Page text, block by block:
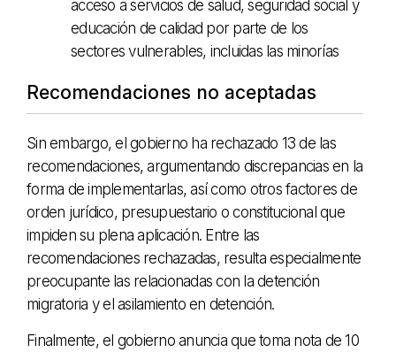
acceso a servicios de salud, seguridad social y
educación de calidad por parte de los
sectores vulnerables, incluidas las minorías
Recomendaciones no aceptadas
Sin embargo, el gobierno ha rechazado 13 de las
recomendaciones, argumentando discrepancias en la
forma de implementarlas, así como otros factores de
orden jurídico, presupuestario o constitucional que
impiden su plena aplicación. Entre las
recomendaciones rechazadas, resulta especialmente
preocupante las relacionadas con la detención
migratoria y el asilamiento en detención.
Finalmente, el gobierno anuncia que toma nota de 10